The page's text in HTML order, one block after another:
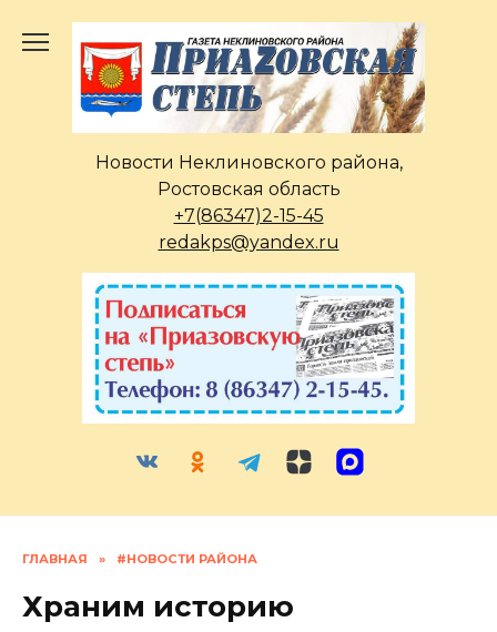
содержанию
Новости Неклиновского района,
Ростовская область
+7(86347)2-15-45
redakps@yandex.ru
ГЛАВНАЯ » #НОВОСТИ РАЙОНА
Храним историю